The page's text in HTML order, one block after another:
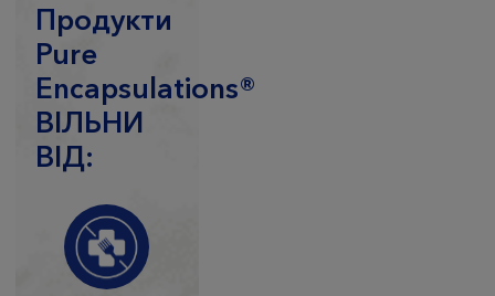
Продукти
Pure
Encapsulations®
ВIЛЬНИ
ВIД: